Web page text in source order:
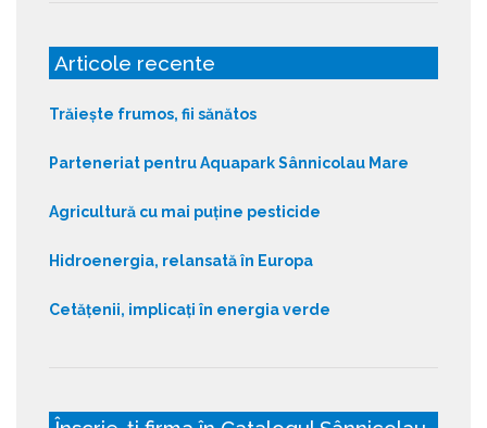
Articole recente
Trăiește frumos, fii sănătos
Parteneriat pentru Aquapark Sânnicolau Mare
Agricultură cu mai puține pesticide
Hidroenergia, relansată în Europa
Cetățenii, implicați în energia verde